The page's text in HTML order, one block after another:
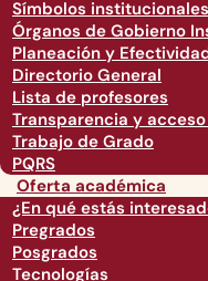
Símbolos institucionales
Órganos de Gobierno
Planeación y
Directorio General
Lista de profesores
Transparencia y
Trabajo de Grado
PQRS
Oferta académica
¿En qué estás
Pregrados
Posgrados
Tecnologías